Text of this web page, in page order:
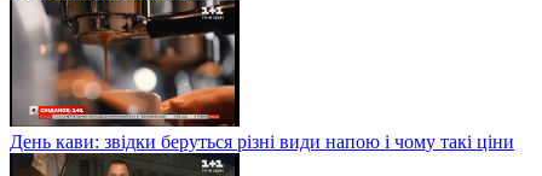
День кави: звідки беруться різні види напою і чому такі ціни